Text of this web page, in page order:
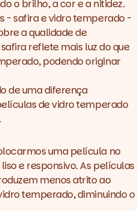
o brilho, a cor e a nitidez.
- safira e vidro temperado -
a qualidade de
reflete mais luz do que
podendo originar
de uma diferença
de vidro temperado
uma película no
e responsivo. As películas
menos atrito ao
temperado, diminuindo o